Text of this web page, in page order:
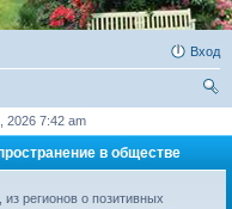
Вход
2026 7:42 am
в обществе
регионов о позитивных